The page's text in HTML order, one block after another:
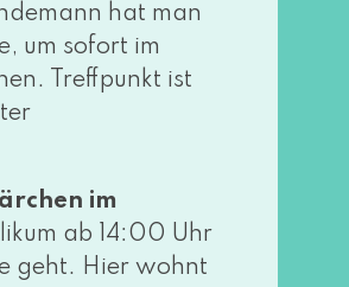
hat man
um sofort im
Treffpunkt ist
im
ab 14:00 Uhr
geht. Hier wohnt